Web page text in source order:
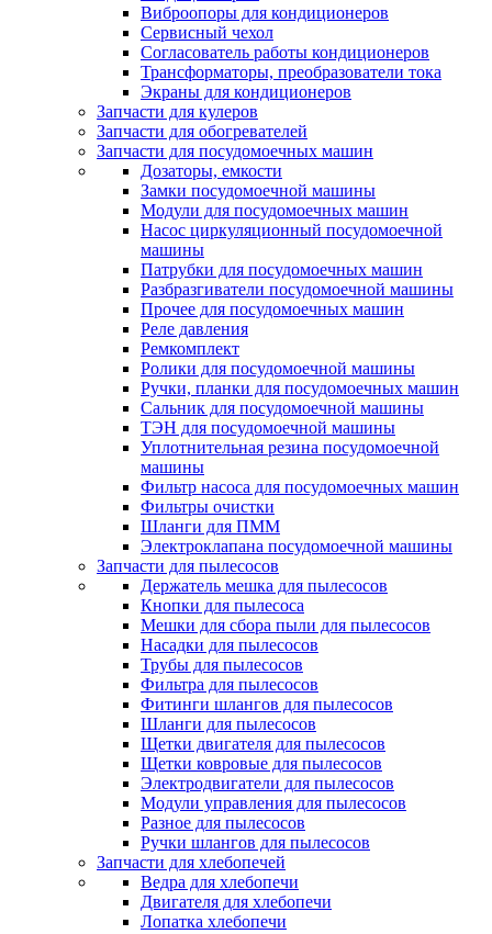
Виброопоры для кондиционеров
Сервисный чехол
Согласователь работы кондиционеров
Трансформаторы, преобразователи тока
Экраны для кондиционеров
Запчасти для кулеров
Запчасти для обогревателей
Запчасти для посудомоечных машин
Дозаторы, емкости
Замки посудомоечной машины
Модули для посудомоечных машин
Насос циркуляционный посудомоечной
машины
Патрубки для посудомоечных машин
Разбразгиватели посудомоечной машины
Прочее для посудомоечных машин
Реле давления
Ремкомплект
Ролики для посудомоечной машины
Ручки, планки для посудомоечных машин
Сальник для посудомоечной машины
ТЭН для посудомоечной машины
Уплотнительная резина посудомоечной
машины
Фильтр насоса для посудомоечных машин
Фильтры очистки
Шланги для ПММ
Электроклапана посудомоечной машины
Запчасти для пылесосов
Держатель мешка для пылесосов
Кнопки для пылесоса
Мешки для сбора пыли для пылесосов
Насадки для пылесосов
Трубы для пылесосов
Фильтра для пылесосов
Фитинги шлангов для пылесосов
Шланги для пылесосов
Щетки двигателя для пылесосов
Щетки ковровые для пылесосов
Электродвигатели для пылесосов
Модули управления для пылесосов
Разное для пылесосов
Ручки шлангов для пылесосов
Запчасти для хлебопечей
Ведра для хлебопечи
Двигателя для хлебопечи
Лопатка хлебопечи